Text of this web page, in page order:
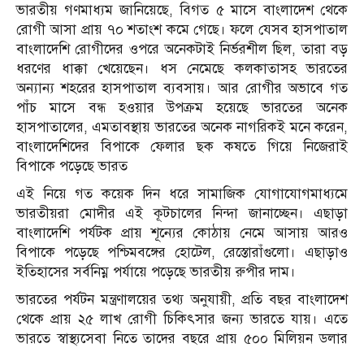
ভারতীয় গণমাধ্যম জানিয়েছে, বিগত ৫ মাসে বাংলাদেশ থেকে
রোগী আসা প্রায় ৭০ শতাংশ কমে গেছে। ফলে যেসব হাসপাতাল
বাংলাদেশি রোগীদের ওপরে অনেকটাই নির্ভরশীল ছিল, তারা বড়
ধরণের ধাক্কা খেয়েছেন। ধস নেমেছে কলকাতাসহ ভারতের
অন্যান্য শহরের হাসপাতাল ব্যবসায়। আর রোগীর অভাবে গত
পাঁচ মাসে বন্ধ হওয়ার উপক্রম হয়েছে ভারতের অনেক
হাসপাতালের, এমতাবস্থায় ভারতের অনেক নাগরিকই মনে করেন,
বাংলাদেশিদের বিপাকে ফেলার ছক কষতে গিয়ে নিজেরাই
বিপাকে পড়েছে ভারত
এই নিয়ে গত কয়েক দিন ধরে সামাজিক যোগাযোগমাধ্যমে
ভারতীয়রা মোদীর এই কূটচালের নিন্দা জানাচ্ছেন। এছাড়া
বাংলাদেশি পর্যটক প্রায় শূন্যের কোঠায় নেমে আসায় আরও
বিপাকে পড়েছে পশ্চিমবঙ্গের হোটেল, রেস্তোরাঁগুলো। এছাড়াও
ইতিহাসের সর্বনিম্ন পর্যায়ে পড়েছে ভারতীয় রুপীর দাম।
ভারতের পর্যটন মন্ত্রণালয়ের তথ্য অনুযায়ী, প্রতি বছর বাংলাদেশ
থেকে প্রায় ২৫ লাখ রোগী চিকিৎসার জন্য ভারতে যায়। এতে
ভারতে স্বাস্থ্যসেবা নিতে তাদের বছরে প্রায় ৫০০ মিলিয়ন ডলার